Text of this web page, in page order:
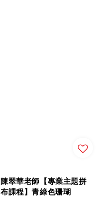
陳翠華老師【專業主題拼
布課程】青綠色珊瑚